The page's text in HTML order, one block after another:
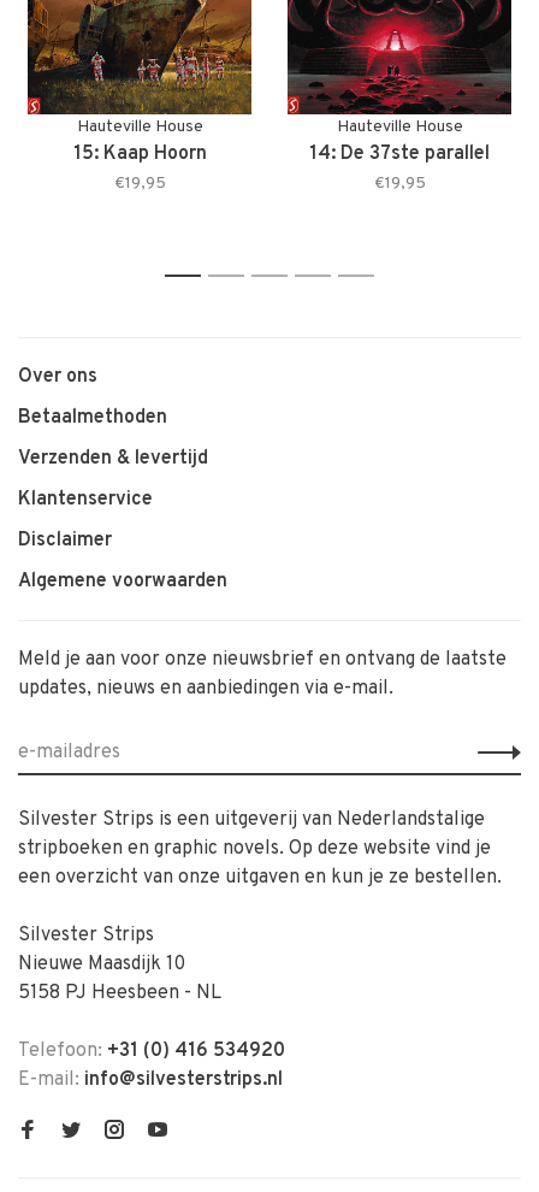
Hauteville House
15: Kaap Hoorn
€19,95
Hauteville House
14: De 37ste parallel
€19,95
1 2 3 4 5
Over ons
Betaalmethoden
Verzenden & levertijd
Klantenservice
Disclaimer
Algemene voorwaarden
Meld je aan voor onze nieuwsbrief en ontvang de laatste
updates, nieuws en aanbiedingen via e-mail.
Silvester Strips is een uitgeverij van Nederlandstalige
stripboeken en graphic novels. Op deze website vind je
een overzicht van onze uitgaven en kun je ze bestellen.
Silvester Strips
Nieuwe Maasdijk 10
5158 PJ Heesbeen - NL
Telefoon: +31 (0) 416 534920
E-mail: info@silvesterstrips.nl